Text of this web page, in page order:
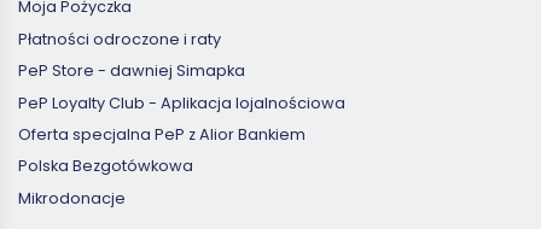
Moja Pożyczka
Płatności odroczone i raty
PeP Store - dawniej Simapka
PeP Loyalty Club - Aplikacja lojalnościowa
Oferta specjalna PeP z Alior Bankiem
Polska Bezgotówkowa
Mikrodonacje